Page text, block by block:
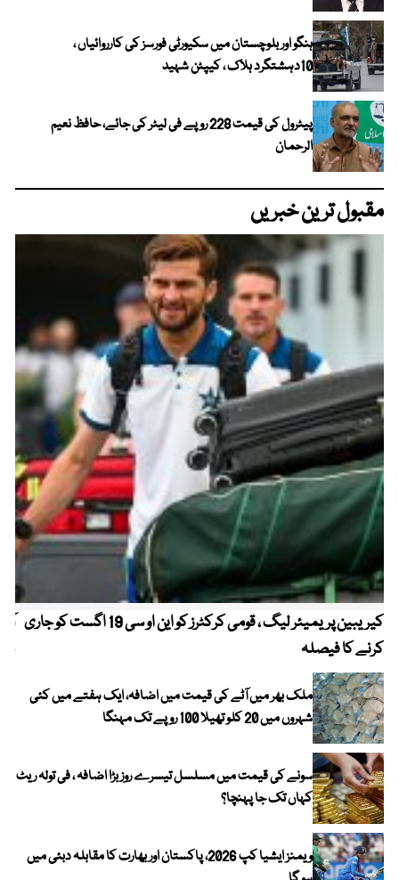
ہنگو اور بلوچستان میں سکیورٹی فورسز کی کارروائیاں ،
10دہشتگرد ہلاک ، کیپٹن شہید
پیٹرول کی قیمت 228 روپے فی لیٹر کی جائے، حافظ نعیم
الرحمان
مقبول ترین خبریں
کیریبین پریمیئر لیگ ، قومی کرکٹرز کو این او سی 19 اگست کو جاری
کرنے کا فیصلہ
ملک بھر میں آٹے کی قیمت میں اضافہ، ایک ہفتے میں کئی
شہروں میں 20 کلو تھیلا 100 روپے تک مہنگا
سونے کی قیمت میں مسلسل تیسرے روز بڑا اضافہ ، فی تولہ ریٹ
کہاں تک جا پہنچا؟
ویمنز ایشیا کپ 2026، پاکستان اور بھارت کا مقابلہ دبئی میں